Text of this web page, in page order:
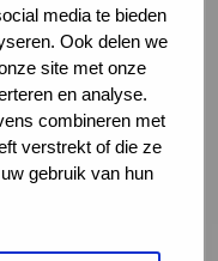
media te bieden
Ook delen we
site met onze
en analyse.
combineren met
verstrekt of die ze
gebruik van hun